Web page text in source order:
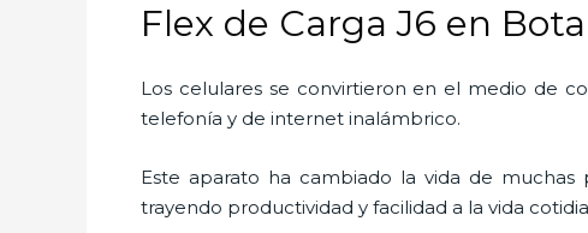
Flex de Carga J6 en
Los celulares se convirtieron en el medio de
telefonía y de internet inalámbrico.
Este aparato ha cambiado la vida de
trayendo productividad y facilidad a la vida